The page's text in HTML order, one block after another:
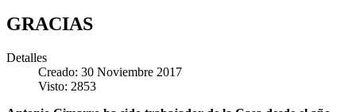
GRACIAS
Detalles
Creado: 30 Noviembre 2017
Visto: 2853